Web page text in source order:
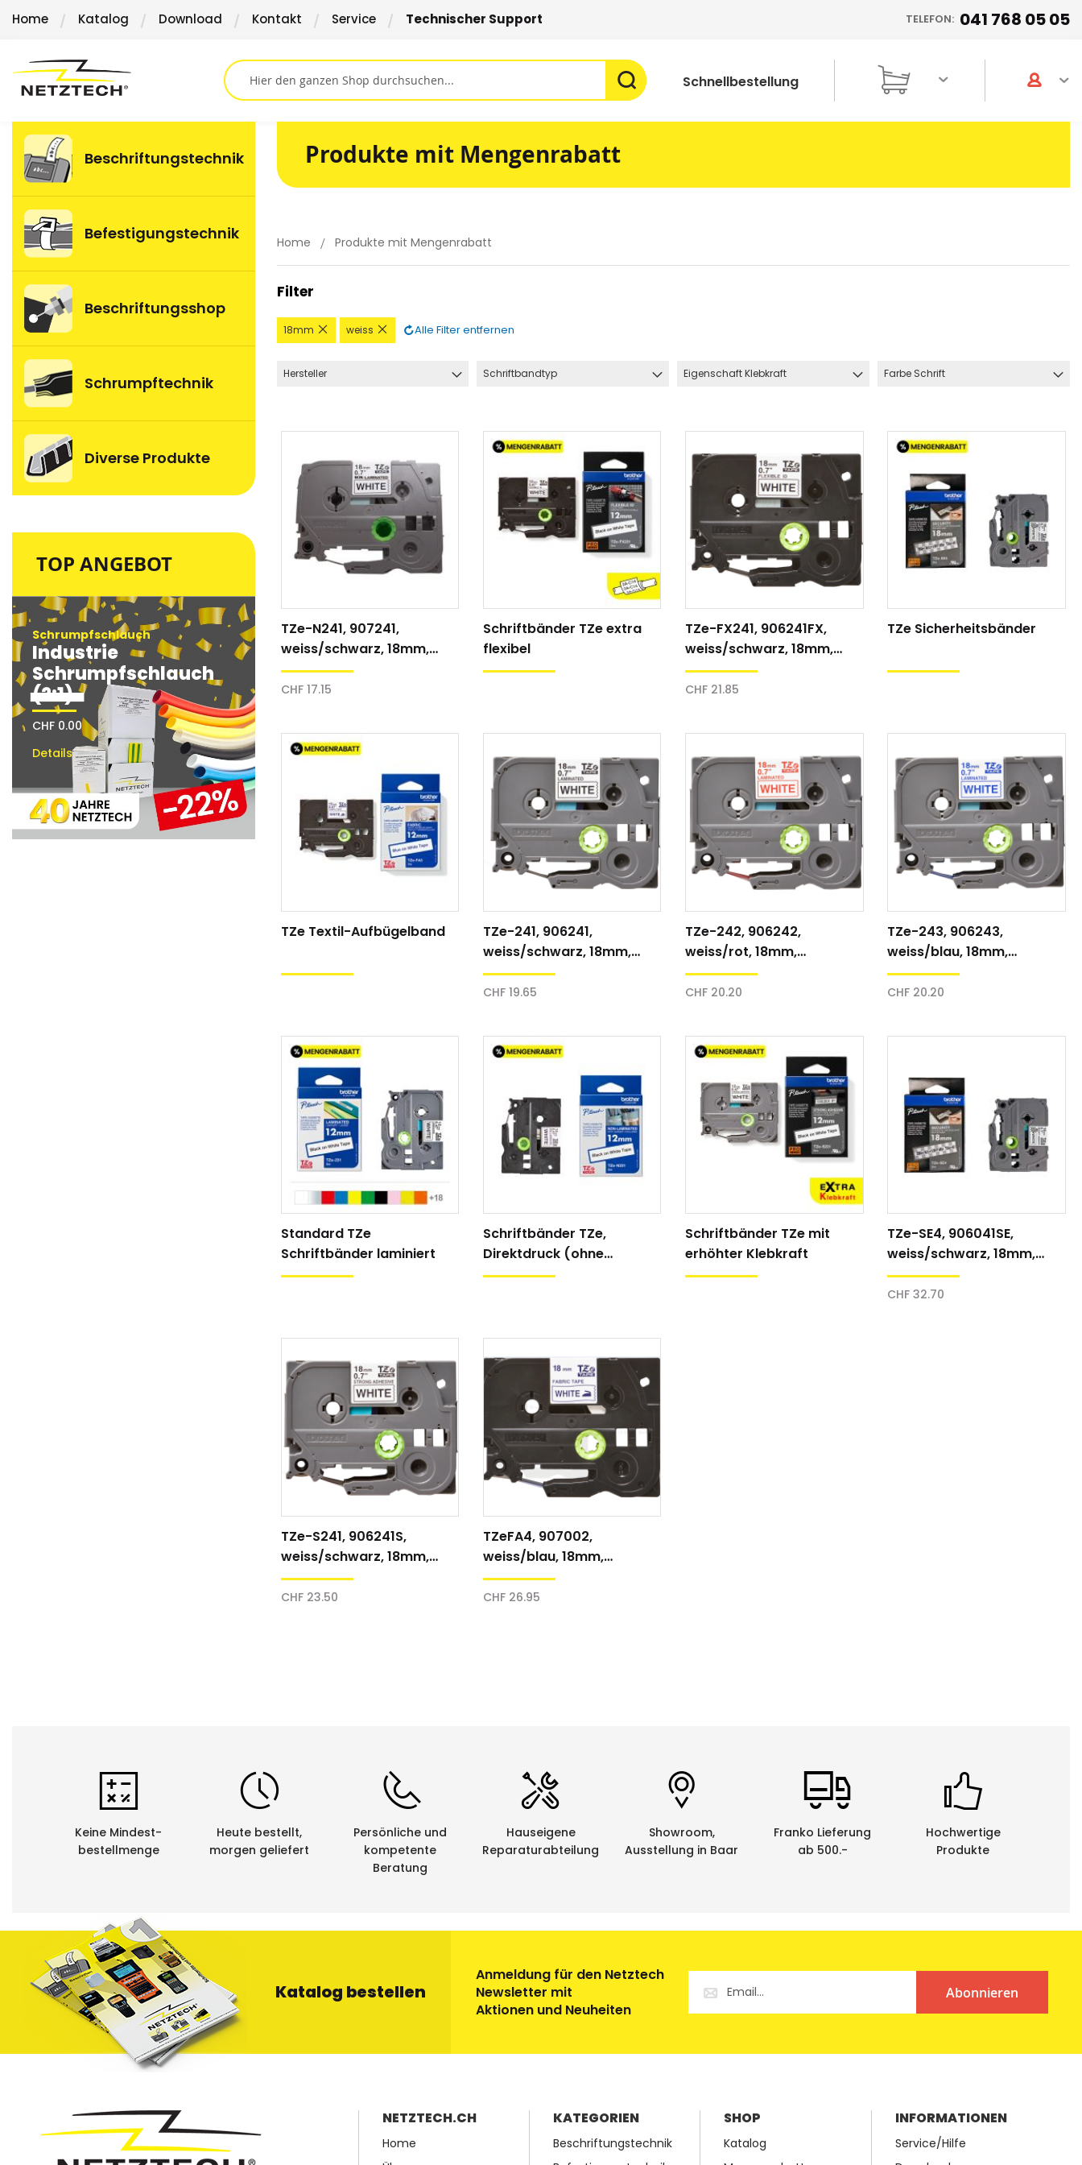
Direkt
Home Katalog Download Kontakt Service Technischer Support TELEFON: 041 768 05 05
Schnellbestellung
TOP ANGEBOT
Schrumpfschlauch
Industrie
Schrumpfschlauch
(2:1)
CHF 0.00
Details
Schrumpfschlauch
Industrie
Schrumpfschlauch
(2:1)
Details
Schrumpfschlauch
Schrumpfschlauch
Beschriftungstechnik
Befestigungstechnik
Beschriftungsshop
Schrumpftechnik
Diverse Produkte
Produkte mit Mengenrabatt
Home Produkte mit Mengenrabatt
Filter
18mm
Diesen
Artikel
weiss
Diesen
Artikel
Alle Filter entfernen
Hersteller Schriftbandtyp Eigenschaft Klebkraft Farbe Schrift
TZe-N241, 907241,
weiss/schwarz, 18mm,
Direktdruck, Schriftband
CHF 17.15
Schriftbänder TZe extra
flexibel
TZe-FX241, 906241FX,
weiss/schwarz, 18mm,
Schriftband
CHF 21.85
TZe Sicherheitsbänder
TZe Textil-Aufbügelband
TZe-241, 906241,
weiss/schwarz, 18mm,
Schriftband
CHF 19.65
TZe-242, 906242,
weiss/rot, 18mm,
Schriftband
CHF 20.20
TZe-243, 906243,
weiss/blau, 18mm,
Schriftband
CHF 20.20
Standard TZe
Schriftbänder laminiert
Schriftbänder TZe,
Direktdruck (ohne
Laminatfolie)
Schriftbänder TZe mit
erhöhter Klebkraft
TZe-SE4, 906041SE,
weiss/schwarz, 18mm,
Sicherheitsband,
Schriftband
CHF 32.70
TZe-S241, 906241S,
weiss/schwarz, 18mm,
Schriftband
CHF 23.50
TZeFA4, 907002,
weiss/blau, 18mm,
Textilband
CHF 26.95
Keine Mindest-
bestellmenge
Heute bestellt,
morgen geliefert
Persönliche und
kompetente
Beratung
Hauseigene
Reparaturabteilung
Showroom,
Ausstellung in Baar
Franko Lieferung
ab 500.-
Hochwertige
Produkte
Katalog bestellen
Anmeldung für den Netztech
Newsletter mit
Aktionen und Neuheiten
Abonnieren
NETZTECH.CH
Home
KATEGORIEN
Beschriftungstechnik
SHOP
Katalog
INFORMATIONEN
Service/Hilfe